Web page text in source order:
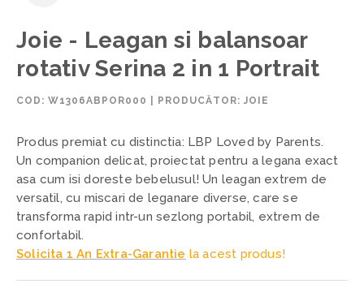
Joie - Leagan si balansoar
rotativ Serina 2 in 1 Portrait
COD: W1306ABPOR000 PRODUCĂTOR: JOIE
Produs premiat cu distinctia: LBP Loved by Parents.
Un companion delicat, proiectat pentru a legana exact
asa cum isi doreste bebelusul!Un leagan extrem de
versatil, cu miscari de leganare diverse, care se
transforma rapid intr-un sezlong portabil, extrem de
confortabil.
Solicita 1 An Extra-Garantie la acest produs!